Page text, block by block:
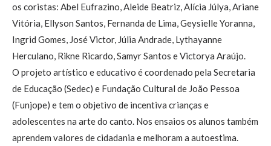
os coristas: Abel Eufrazino, Aleide Beatriz, Alícia Júlya, Ariane
Vitória, Ellyson Santos, Fernanda de Lima, Geysielle Yoranna,
Ingrid Gomes, José Victor, Júlia Andrade, Lythayanne
Herculano, Rikne Ricardo, Samyr Santos e Victorya Araújo.
O projeto artístico e educativo é coordenado pela Secretaria
de Educação (Sedec) e Fundação Cultural de João Pessoa
(Funjope) e tem o objetivo de incentiva crianças e
adolescentes na arte do canto. Nos ensaios os alunos também
aprendem valores de cidadania e melhoram a autoestima.